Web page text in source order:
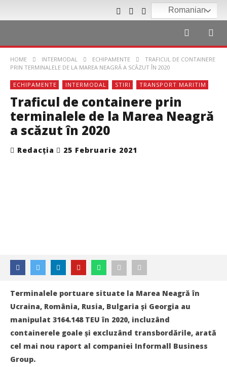
Romanian
HOME INTERMODAL ECHIPAMENTE
TRAFICUL DE CONTAINERE
PRIN TERMINALELE DE LA MAREA NEAGRĂ A SCĂZUT ÎN 2020
ECHIPAMENTE INTERMODAL STIRI TRANSPORT MARITIM
Traficul de containere prin
terminalele de la Marea Neagră
a scăzut în 2020
Redacția 25 Februarie 2021
Terminalele portuare situate la Marea Neagră în
Ucraina, România, Rusia, Bulgaria și Georgia au
manipulat 3164.148 TEU în 2020, incluzând
containerele goale și excluzând transbordările, arată
cel mai nou raport al companiei Informall Business
Group.